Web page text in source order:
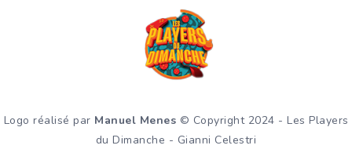
Logo réalisé par Manuel Menes © Copyright 2024 - Les Players
du Dimanche - Gianni Celestri